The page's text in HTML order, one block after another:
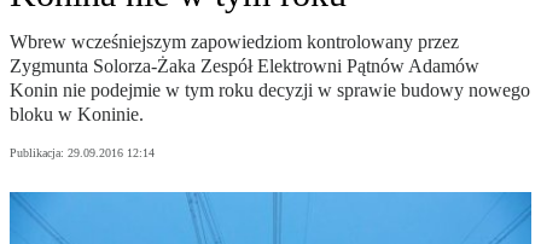
Wbrew wcześniejszym zapowiedziom kontrolowany przez
Zygmunta Solorza-Żaka Zespół Elektrowni Pątnów Adamów
Konin nie podejmie w tym roku decyzji w sprawie budowy nowego
bloku w Koninie.
Publikacja: 29.09.2016 12:14